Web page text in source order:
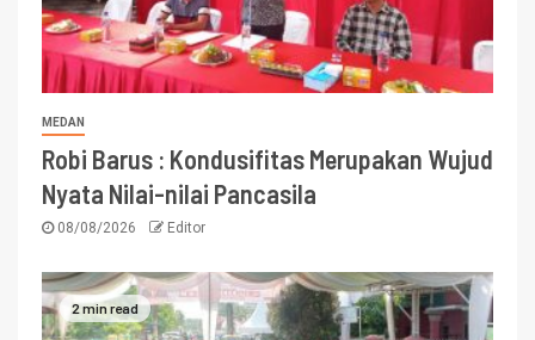
MEDAN
Robi Barus : Kondusifitas Merupakan Wujud
Nyata Nilai-nilai Pancasila
08/08/2026 Editor
2 min read